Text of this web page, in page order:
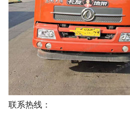
联系热线：